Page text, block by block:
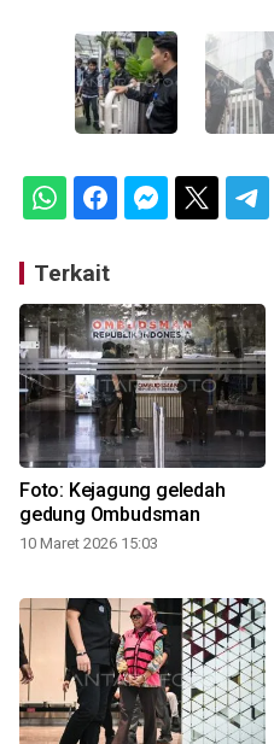
Terkait
Foto: Kejagung geledah
gedung Ombudsman
10 Maret 2026 15:03